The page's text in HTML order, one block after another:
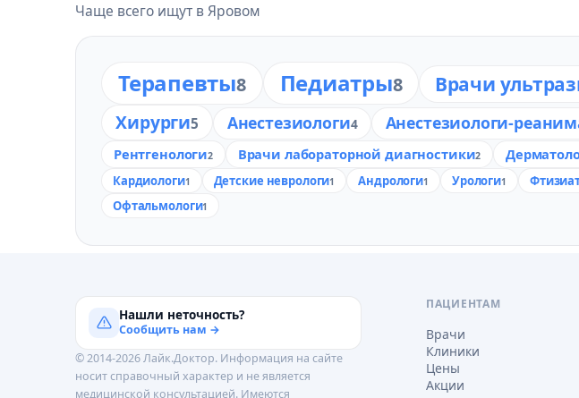
Чаще всего ищут в Яровом
Терапевты8 Педиатры8 Врачи
Хирурги5 Анестезиологи4 Анестезиологи-
Рентгенологи2 Врачи лабораторной диагностики2
Кардиологи1 Детские неврологи1 Андрологи1 Урологи1
Офтальмологи1
Нашли неточность?
Сообщить нам →
© 2014-2026 Лайк.Доктор. Информация на сайте
носит справочный характер и не является
медицинской консультацией. Имеются
ПАЦИЕНТАМ
Врачи
Клиники
Цены
Акции